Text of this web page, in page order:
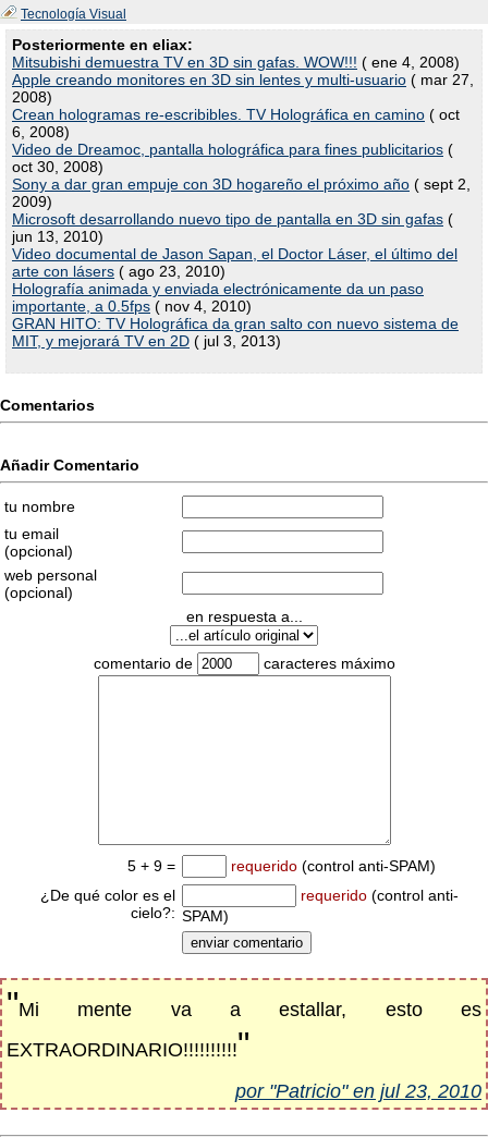
Tecnología Visual
Posteriormente en eliax:
Mitsubishi demuestra TV en 3D sin gafas. WOW!!! ( ene 4, 2008)
Apple creando monitores en 3D sin lentes y multi-usuario ( mar 27,
2008)
Crean hologramas re-escribibles. TV Holográfica en camino ( oct
6, 2008)
Video de Dreamoc, pantalla holográfica para fines publicitarios (
oct 30, 2008)
Sony a dar gran empuje con 3D hogareño el próximo año ( sept 2,
2009)
Microsoft desarrollando nuevo tipo de pantalla en 3D sin gafas (
jun 13, 2010)
Video documental de Jason Sapan, el Doctor Láser, el último del
arte con lásers ( ago 23, 2010)
Holografía animada y enviada electrónicamente da un paso
importante, a 0.5fps ( nov 4, 2010)
GRAN HITO: TV Holográfica da gran salto con nuevo sistema de
MIT, y mejorará TV en 2D ( jul 3, 2013)
Comentarios
Añadir Comentario
tu nombre
tu email
(opcional)
web personal
(opcional)
en respuesta a...
comentario de caracteres máximo
5 + 9 = requerido (control anti-SPAM)
¿De qué color es el
cielo?:
requerido (control anti-
SPAM)
"Mi mente va a estallar, esto es
EXTRAORDINARIO!!!!!!!!!!"
por "Patricio" en jul 23, 2010